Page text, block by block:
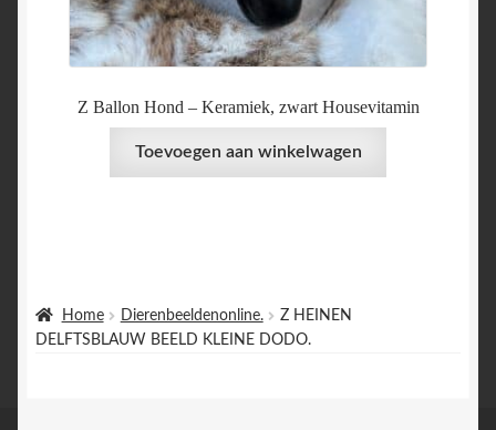
Home Dierenbeeldenonline.
Z HEINEN
DELFTSBLAUW BEELD KLEINE DODO.
Z Ballon Hond – Keramiek, zwart Housevitamin
Toevoegen aan winkelwagen